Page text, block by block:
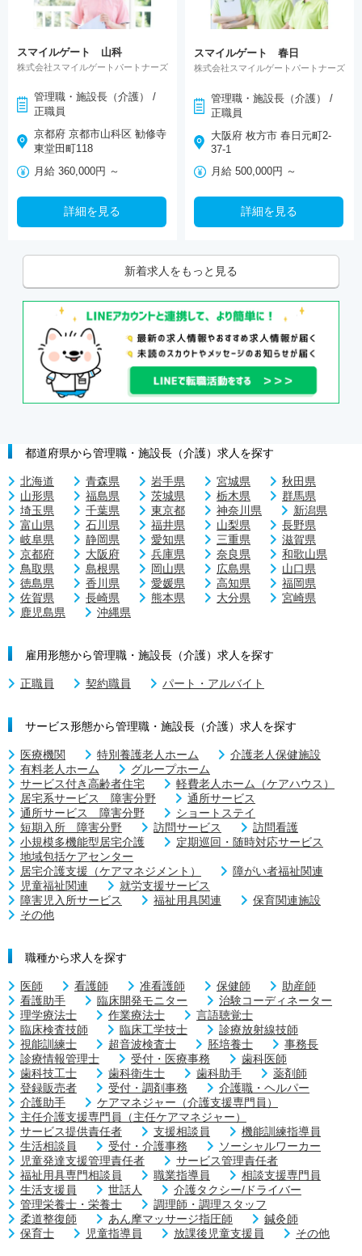
スマイルゲート 山科
株式会社スマイルゲートパートナーズ
管理職・施設長（介護） /
正職員
京都府 京都市山科区 勧修寺
東堂田町118
月給 360,000円 ～
詳細を見る
スマイルゲート 春日
株式会社スマイルゲートパートナーズ
管理職・施設長（介護） /
正職員
大阪府 枚方市 春日元町2-
37-1
月給 500,000円 ～
詳細を見る
新着求人をもっと見る
都道府県から管理職・施設長（介護）求人を探す
北海道 青森県 岩手県 宮城県
秋田県
山形県
福島県 茨城県 栃木県
群馬県
埼玉県
千葉県 東京都 神奈川県
新潟県
富山県
石川県 福井県 山梨県
長野県
岐阜県
静岡県 愛知県 三重県
滋賀県
京都府
大阪府 兵庫県 奈良県
和歌山県
鳥取県
島根県 岡山県 広島県
山口県
徳島県
香川県 愛媛県 高知県
福岡県
佐賀県
長崎県 熊本県 大分県
宮崎県
鹿児島県
沖縄県
雇用形態から管理職・施設長（介護）求人を探す
正職員 契約職員 パート・アルバイト
サービス形態から管理職・施設長（介護）求人を探す
医療機関 特別養護老人ホーム
介護老人保健施設
有料老人ホーム
グループホーム
サービス付き高齢者住宅
軽費老人ホーム（ケアハウス）
居宅系サービス 障害分野
通所サービス
通所サービス 障害分野
ショートステイ
短期入所 障害分野
訪問サービス
訪問看護
小規模多機能型居宅介護
定期巡回・随時対応サービス
地域包括ケアセンター
居宅介護支援（ケアマネジメント）
障がい者福祉関連
児童福祉関連
就労支援サービス
障害児入所サービス
福祉用具関連
保育関連施設
その他
職種から求人を探す
医師 看護師 准看護師 保健師
助産師
看護助手
臨床開発モニター
治験コーディネーター
理学療法士
作業療法士
言語聴覚士
臨床検査技師
臨床工学技士
診療放射線技師
視能訓練士
超音波検査士 胚培養士
事務長
診療情報管理士
受付・医療事務
歯科医師
歯科技工士
歯科衛生士 歯科助手
薬剤師
登録販売者
受付・調剤事務
介護職・ヘルパー
介護助手
ケアマネジャー（介護支援専門員）
主任介護支援専門員（主任ケアマネジャー）
サービス提供責任者
支援相談員
機能訓練指導員
生活相談員
受付・介護事務
ソーシャルワーカー
児童発達支援管理責任者
サービス管理責任者
福祉用具専門相談員
職業指導員
相談支援専門員
生活支援員
世話人
介護タクシー/ドライバー
管理栄養士・栄養士
調理師・調理スタッフ
柔道整復師
あん摩マッサージ指圧師
鍼灸師
保育士
児童指導員 放課後児童支援員 その他